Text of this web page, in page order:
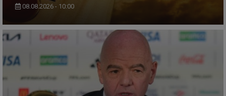
08.08.2026 - 10:00